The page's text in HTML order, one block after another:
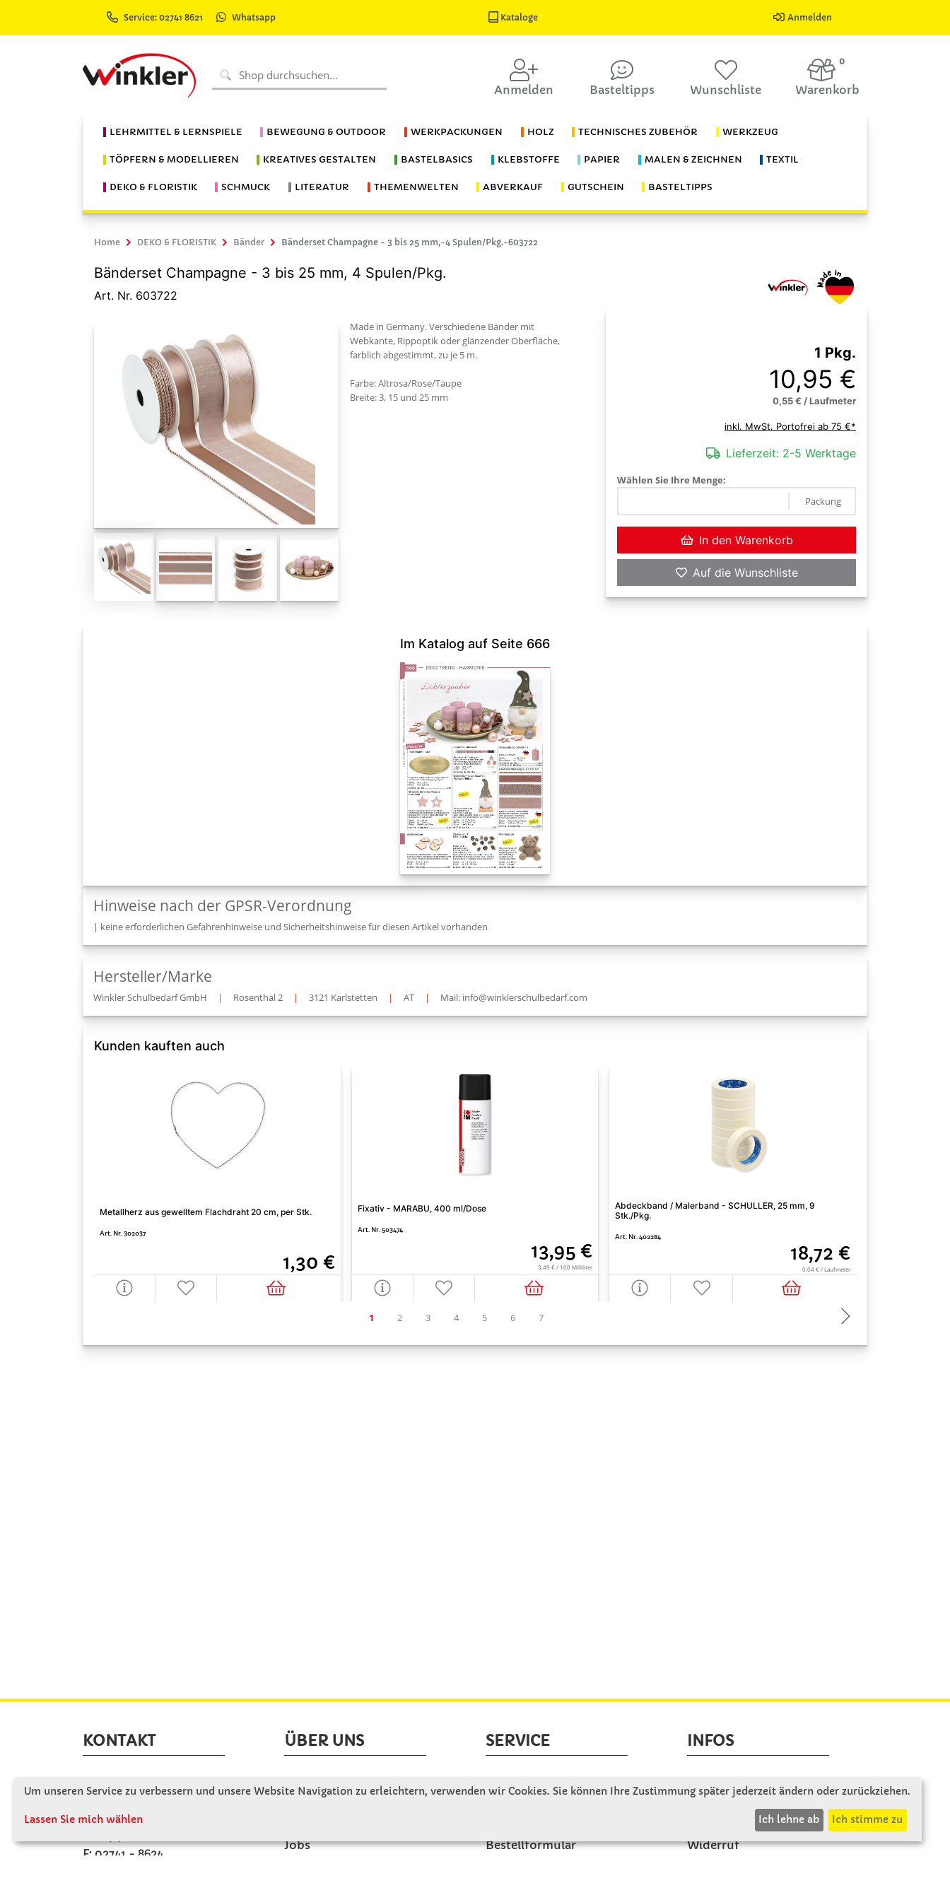
Service: 02741 8621 Whatsapp Kataloge Anmelden
Anmelden Basteltipps Wunschliste
0
Warenkorb
LEHRMITTEL & LERNSPIELE BEWEGUNG & OUTDOOR WERKPACKUNGEN HOLZ TECHNISCHES ZUBEHÖR WERKZEUG
TÖPFERN & MODELLIEREN KREATIVES GESTALTEN BASTELBASICS KLEBSTOFFE PAPIER MALEN & ZEICHNEN TEXTIL
DEKO & FLORISTIK SCHMUCK LITERATUR THEMENWELTEN ABVERKAUF GUTSCHEIN BASTELTIPPS
Home DEKO & FLORISTIK Bänder Bänderset Champagne - 3 bis 25 mm,-4 Spulen/Pkg.-603722
Bänderset Champagne - 3 bis 25 mm, 4 Spulen/Pkg.
Art. Nr. 603722
Made in Germany. Verschiedene Bänder mit
Webkante, Rippoptik oder glänzender Oberfläche,
farblich abgestimmt, zu je 5 m.
Farbe: Altrosa/Rose/Taupe
Breite: 3, 15 und 25 mm
1 Pkg.
10,95 €
0,55 € / Laufmeter
inkl. MwSt. Portofrei ab 75 €*
Lieferzeit: 2-5 Werktage
Wählen Sie Ihre Menge:
Packung
In den Warenkorb
Auf die Wunschliste
Im Katalog auf Seite 666
Hinweise nach der GPSR-Verordnung
| keine erforderlichen Gefahrenhinweise und Sicherheitshinweise für diesen Artikel vorhanden
Hersteller/Marke
Winkler Schulbedarf GmbH | Rosenthal 2 | 3121 Karlstetten | AT | Mail: info@winklerschulbedarf.com
Kunden kauften auch
Metallherz aus gewelltem Flachdraht 20 cm, per Stk.
Art. Nr. 302037
1,30 €
Fixativ - MARABU, 400 ml/Dose
Art. Nr. 503474
13,95 €
3,49 € / 100 Milliliter
Abdeckband / Malerband - SCHULLER, 25 mm, 9
Stk./Pkg.
Art. Nr. 402284
18,72 €
0,04 € / Laufmeter
KONTAKT
Winkler Schulbedarf GmbH
A - 3121 Karlstetten
F: 02741 - 8624
ÜBER UNS
Wir stellen uns vor
Jobs
SERVICE
Gute Gründe für Winkler
Bestellformular
INFOS
Zahlung & Versand
Rücksendung
Widerruf
Um unseren Service zu verbessern und unsere Website Navigation zu erleichtern, verwenden wir Cookies. Sie können Ihre Zustimmung später jederzeit ändern oder zurückziehen.
Lassen Sie mich wählen Ich lehne ab Ich stimme zu